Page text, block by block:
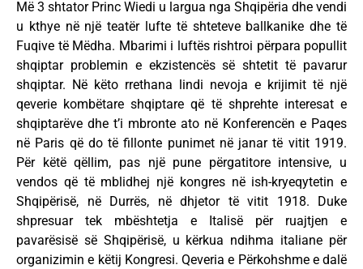
Më 3 shtator Princ Wiedi u largua nga Shqipëria dhe vendi
u kthye në një teatër lufte të shteteve ballkanike dhe të
Fuqive të Mëdha. Mbarimi i luftës rishtroi përpara popullit
shqiptar problemin e ekzistencës së shtetit të pavarur
shqiptar. Në këto rrethana lindi nevoja e krijimit të një
qeverie kombëtare shqiptare që të shprehte interesat e
shqiptarëve dhe t’i mbronte ato në Konferencën e Paqes
në Paris që do të fillonte punimet në janar të vitit 1919.
Për këtë qëllim, pas një pune përgatitore intensive, u
vendos që të mblidhej një kongres në ish-kryeqytetin e
Shqipërisë, në Durrës, në dhjetor të vitit 1918. Duke
shpresuar tek mbështetja e Italisë për ruajtjen e
pavarësisë së Shqipërisë, u kërkua ndihma italiane për
organizimin e këtij Kongresi. Qeveria e Përkohshme e dalë